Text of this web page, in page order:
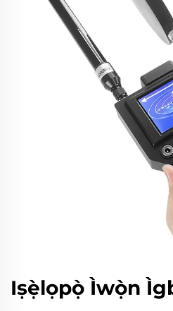
Iṣẹ̀lọpọ̀ Ìwọ̀n